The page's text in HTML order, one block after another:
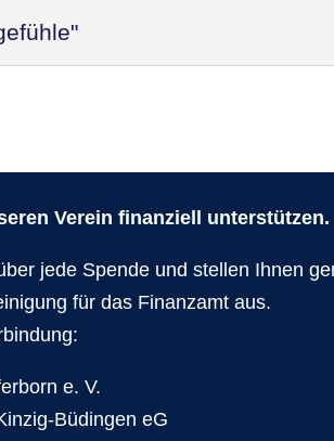
Verein finanziell unterstützen.
jede Spende und stellen Ihnen
für das Finanzamt aus.
e. V.
Büdingen eG